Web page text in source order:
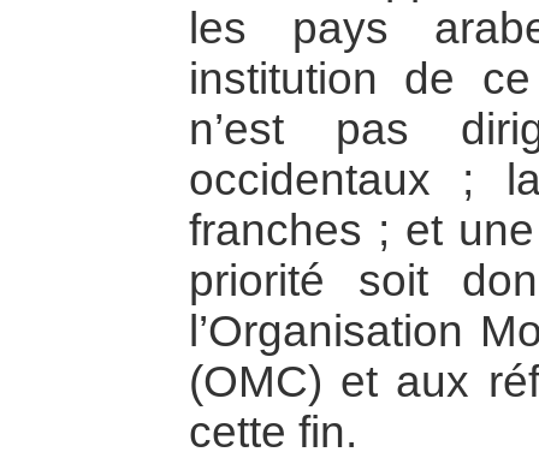
les pays
institution de
n’est pas
occidentaux ;
franches ; et
priorité soit
l’Organisation
(OMC) et aux
cette fin.